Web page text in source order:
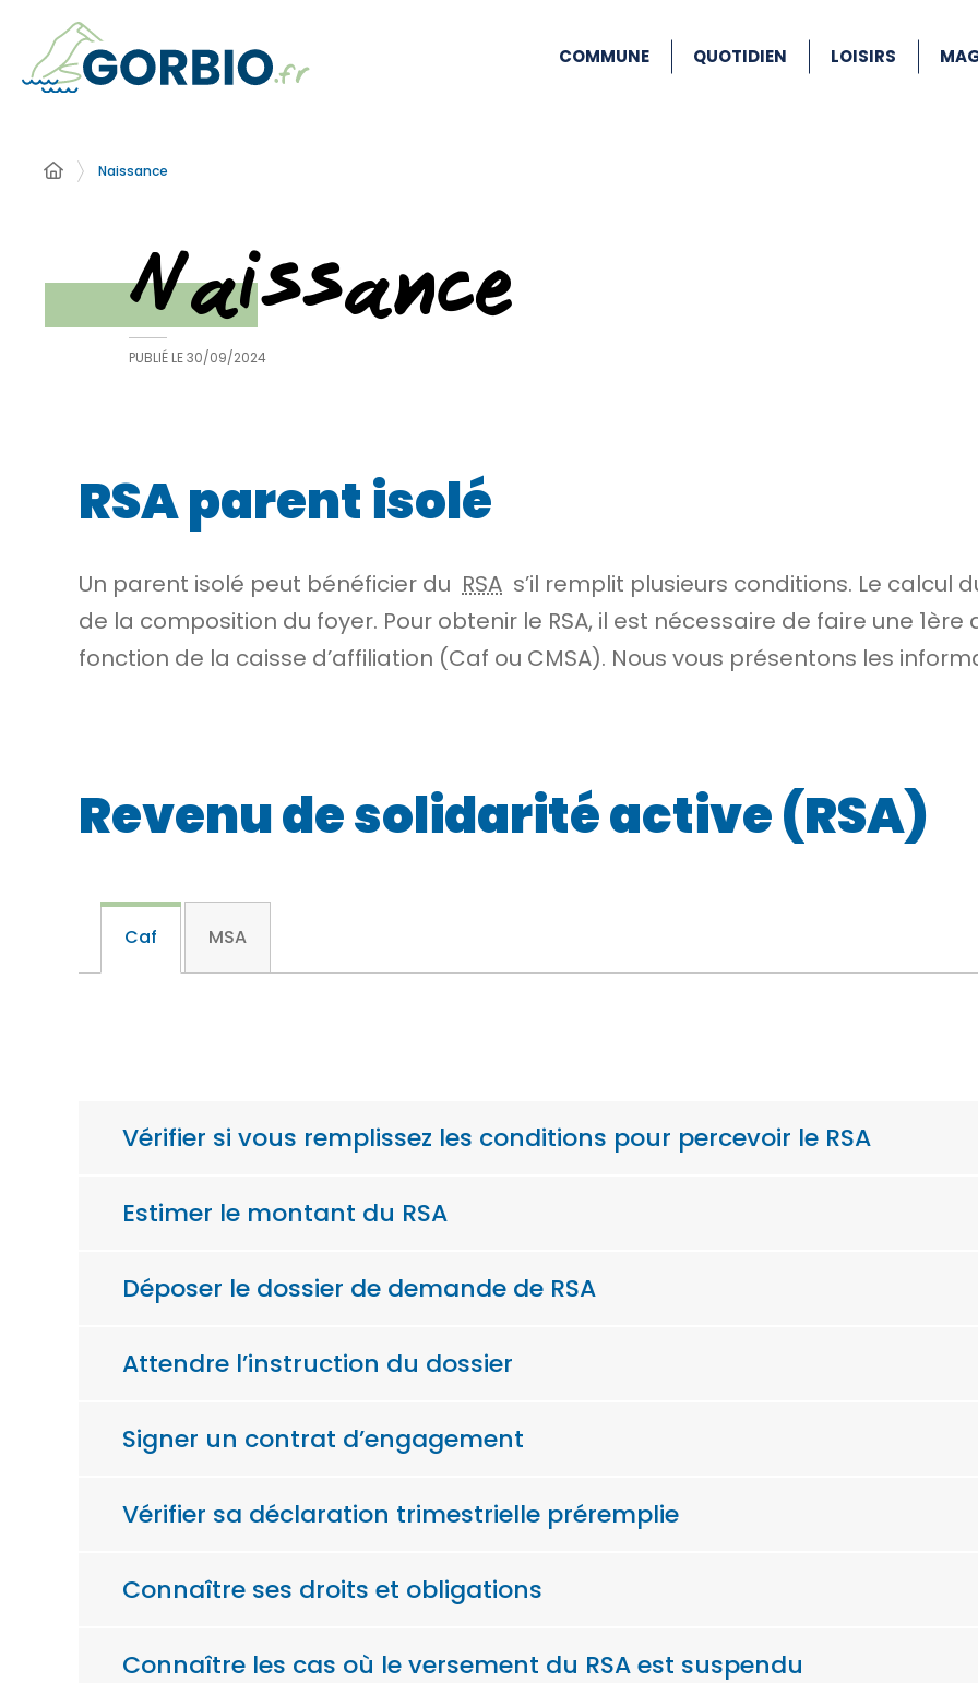
COMMUNE QUOTIDIEN LOISIRS
Naissance
Naissance
PUBLIÉ LE30/09/2024
RSA parent isolé
Un parent isolé peut bénéficier du RSA s’il remplit plusieurs conditions. Le
de la composition du foyer. Pour obtenir le RSA, il est nécessaire de faire une
fonction de la caisse d’affiliation (Caf ou CMSA). Nous vous présentons les
Revenu de solidarité active (RSA)
Caf MSA
Vérifier si vous remplissez les conditions pour percevoir le RSA
Estimer le montant du RSA
Déposer le dossier de demande de RSA
Attendre l’instruction du dossier
Signer un contrat d’engagement
Vérifier sa déclaration trimestrielle préremplie
Connaître ses droits et obligations
Connaître les cas où le versement du RSA est suspendu